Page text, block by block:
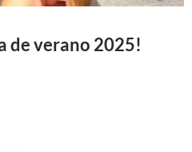
de verano 2025!